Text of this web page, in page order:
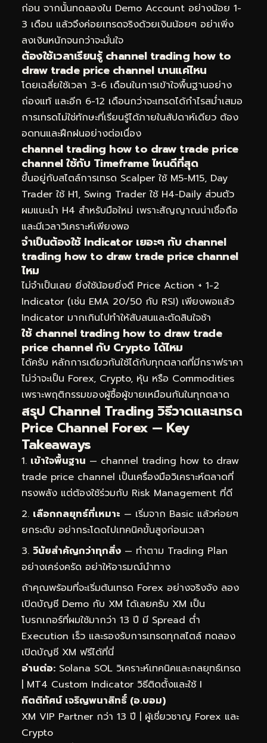
ก่อน จากนั้นทดลองใน Demo Account อย่างน้อย 1-
3 เดือน แล้วจึงค่อยเทรดจริงด้วยเงินน้อยๆ อย่าเพิ่ง
ลงเงินหนักจนกว่าจะมั่นใจ
ต้องใช้เวลาเรียนรู้ channel trading how to
draw trade price channel นานแค่ไหน
โดยเฉลี่ยใช้เวลา 3-6 เดือนในการเข้าใจพื้นฐานอย่าง
ถ่องแท้ และอีก 6-12 เดือนกว่าจะเทรดได้กำไรสม่ำเสมอ
การเทรดไม่ใช่ทักษะที่เรียนรู้ได้ภายในสัปดาห์เดียว ต้อง
อดทนและฝึกฝนอย่างต่อเนื่อง
channel trading how to draw trade price
channel ใช้กับ Timeframe ไหนดีที่สุด
ขึ้นอยู่กับสไตล์การเทรด Scalper ใช้ M5-M15, Day
Trader ใช้ H1, Swing Trader ใช้ H4-Daily ส่วนตัว
ผมแนะนำ H4 สำหรับมือใหม่ เพราะสัญญาณน่าเชื่อถือ
และมีเวลาวิเคราะห์เพียงพอ
จำเป็นต้องใช้ Indicator เยอะๆ กับ channel
trading how to draw trade price channel
ไหม
ไม่จำเป็นเลย ยิ่งใช้น้อยยิ่งดี Price Action + 1-2
Indicator (เช่น EMA 20/50 กับ RSI) เพียงพอแล้ว
Indicator มากเกินไปทำให้สับสนและตัดสินใจช้า
ใช้ channel trading how to draw trade
price channel กับ Crypto ได้ไหม
ได้ครับ หลักการเดียวกันใช้ได้กับทุกตลาดที่มีกราฟราคา
ไม่ว่าจะเป็น Forex, Crypto, หุ้น หรือ Commodities
เพราะพฤติกรรมของผู้ซื้อผู้ขายเหมือนกันในทุกตลาด
สรุป Channel Trading วิธีวาดและเทรด
Price Channel Forex — Key
Takeaways
เข้าใจพื้นฐาน — channel trading how to draw
trade price channel เป็นเครื่องมือวิเคราะห์ตลาดที่
ทรงพลัง แต่ต้องใช้ร่วมกับ Risk Management ที่ดี
เลือกกลยุทธ์ที่เหมาะ — เริ่มจาก Basic แล้วค่อยๆ
ยกระดับ อย่ากระโดดไปเทคนิคขั้นสูงก่อนเวลา
วินัยสำคัญกว่าทุกสิ่ง — ทำตาม Trading Plan
อย่างเคร่งครัด อย่าให้อารมณ์นำทาง
ถ้าคุณพร้อมที่จะเริ่มต้นเทรด Forex อย่างจริงจัง ลอง
เปิดบัญชี Demo กับ XM ได้เลยครับ XM เป็น
โบรกเกอร์ที่ผมใช้มากว่า 13 ปี มี Spread ต่ำ
Execution เร็ว และรองรับการเทรดทุกสไตล์ ทดลอง
เปิดบัญชี XM ฟรีได้ที่นี่
อ่านต่อ: Solana SOL วิเคราะห์เทคนิคและกลยุทธ์เทรด
| MT4 Custom Indicator วิธีติดตั้งและใช้ I
กิตติทัศน์ เจริญพนาสิทธิ์ (อ.บอม)
XM VIP Partner กว่า 13 ปี | ผู้เชี่ยวชาญ Forex และ
Crypto